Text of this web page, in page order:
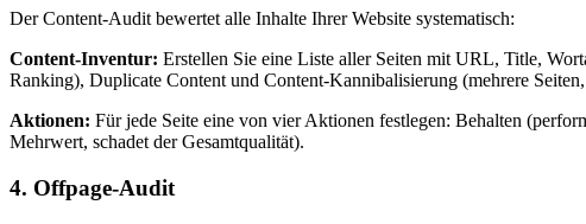
Der Content-Audit bewertet alle Inhalte Ihrer Website systematisch:
Content-Inventur: Erstellen Sie eine Liste aller Seiten mit URL, Title,
Ranking), Duplicate Content und Content-Kannibalisierung (mehrere
Aktionen: Für jede Seite eine von vier Aktionen festlegen: Behalten
Mehrwert, schadet der Gesamtqualität).
4. Offpage-Audit